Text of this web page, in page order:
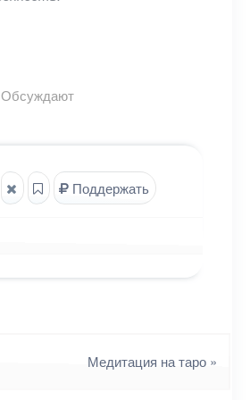
Обсуждают
Поддержать
Медитация на таро »